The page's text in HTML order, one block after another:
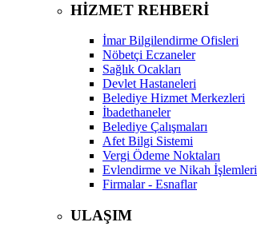
HİZMET REHBERİ
İmar Bilgilendirme Ofisleri
Nöbetçi Eczaneler
Sağlık Ocakları
Devlet Hastaneleri
Belediye Hizmet Merkezleri
İbadethaneler
Belediye Çalışmaları
Afet Bilgi Sistemi
Vergi Ödeme Noktaları
Evlendirme ve Nikah İşlemleri
Firmalar - Esnaflar
ULAŞIM